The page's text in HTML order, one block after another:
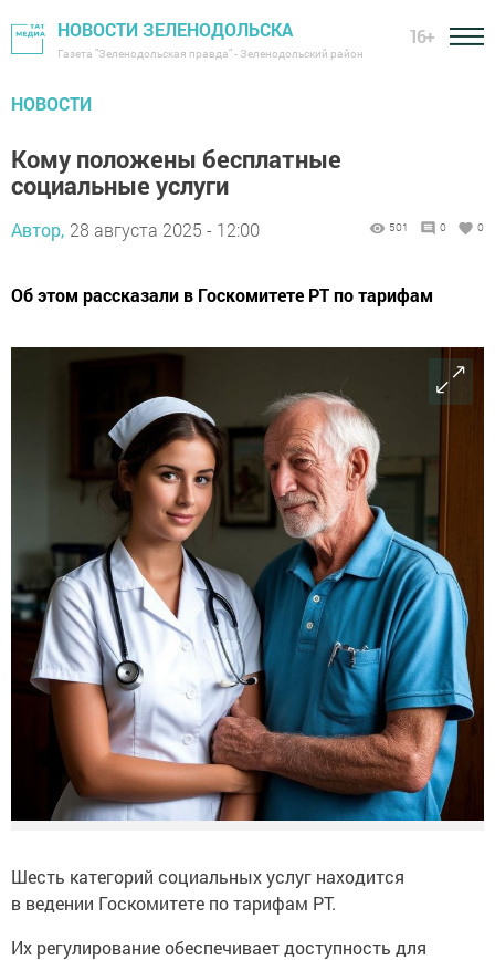
НОВОСТИ ЗЕЛЕНОДОЛЬСКА
Газета "Зеленодольская правда" - Зеленодольский район
16+
НОВОСТИ
Кому положены бесплатные
социальные услуги
Автор, 28 августа 2025 - 12:00 501 0 0
Об этом рассказали в Госкомитете РТ по тарифам
Шесть категорий социальных услуг находится
в ведении Госкомитете по тарифам РТ.
Их регулирование обеспечивает доступность для